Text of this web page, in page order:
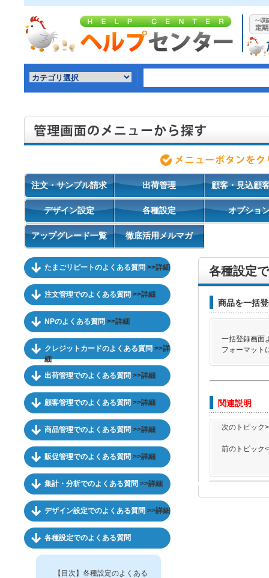
注文・サンプル請求 出荷管理 顧客・見込顧
デザイン設定 各種設定 オプショ
アップグレード一覧 徹底活用メルマガ
たまごリピートのよくある質問 >>詳細
注文管理でのよくある質問 >>詳細
NPのよくある質問 >>詳細
クレジットカードのよくある質問 >>詳
細
出荷管理でのよくある質問 >>詳細
顧客管理でのよくある質問 >>詳細
商品管理でのよくある質問 >>詳細
販促管理でのよくある質問 >>詳細
集計・分析でのよくある質問 >>詳細
デザイン設定でのよくある質問 >>詳細
各種設定でのよくある質問
【目次】各種設定のよくある
各種設定
商品を一括
一括登録画面
フォーマット
関連説明
次のトピック
前のトピック